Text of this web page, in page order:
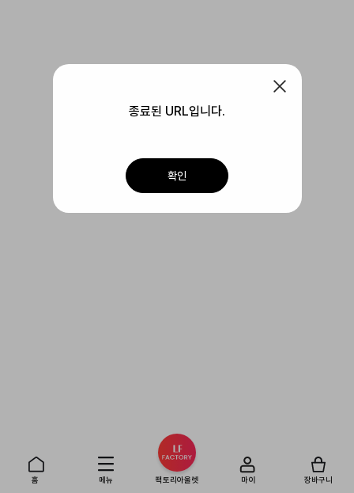
홈 메뉴 팩토리아울렛 마이 장바구니
종료된 URL입니다.
확인